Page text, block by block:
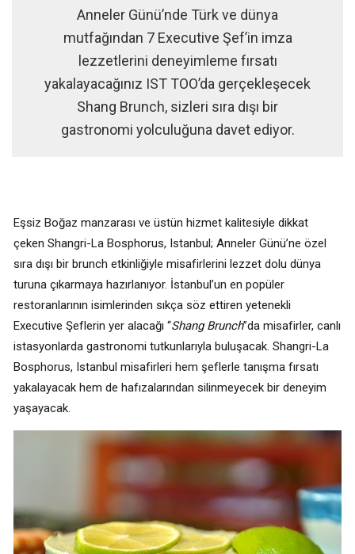
Anneler Günü’nde Türk ve dünya
mutfağından 7 Executive Şef’in imza
lezzetlerini deneyimleme fırsatı
yakalayacağınız IST TOO’da gerçekleşecek
Shang Brunch, sizleri sıra dışı bir
gastronomi yolculuğuna davet ediyor.
Eşsiz Boğaz manzarası ve üstün hizmet kalitesiyle dikkat
çeken Shangri-La Bosphorus, Istanbul; Anneler Günü’ne özel
sıra dışı bir brunch etkinliğiyle misafirlerini lezzet dolu dünya
turuna çıkarmaya hazırlanıyor. İstanbul’un en popüler
restoranlarının isimlerinden sıkça söz ettiren yetenekli
Executive Şeflerin yer alacağı “Shang Brunch”da misafirler, canlı
istasyonlarda gastronomi tutkunlarıyla buluşacak. Shangri-La
Bosphorus, Istanbul misafirleri hem şeflerle tanışma fırsatı
yakalayacak hem de hafızalarından silinmeyecek bir deneyim
yaşayacak.